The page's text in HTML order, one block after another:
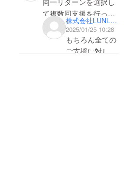
ては公表予定は
なく申し上げる
事ができかねま
す。
て複数回支援を行った
場合は、支援回数に応
じたリターンを得られ
ますでしょうか？
株式会社LUNLUN
2025/01/25 10:28
もちろん全ての
ご支援に対して